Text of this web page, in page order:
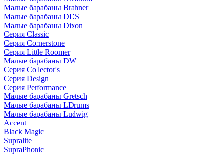
Малые барабаны Brahner
Малые барабаны DDS
Малые барабаны Dixon
Серия Classic
Серия Cornerstone
Серия Little Roomer
Малые барабаны DW
Серия Collector's
Серия Design
Серия Performance
Малые барабаны Gretsch
Малые барабаны LDrums
Малые барабаны Ludwig
Accent
Black Magic
Supralite
SupraPhonic